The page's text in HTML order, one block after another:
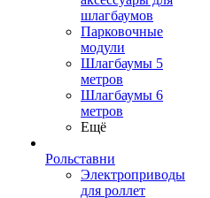
шлагбаумов
Парковочные
модули
Шлагбаумы 5
метров
Шлагбаумы 6
метров
Ещё
Рольставни
Электроприводы
для роллет